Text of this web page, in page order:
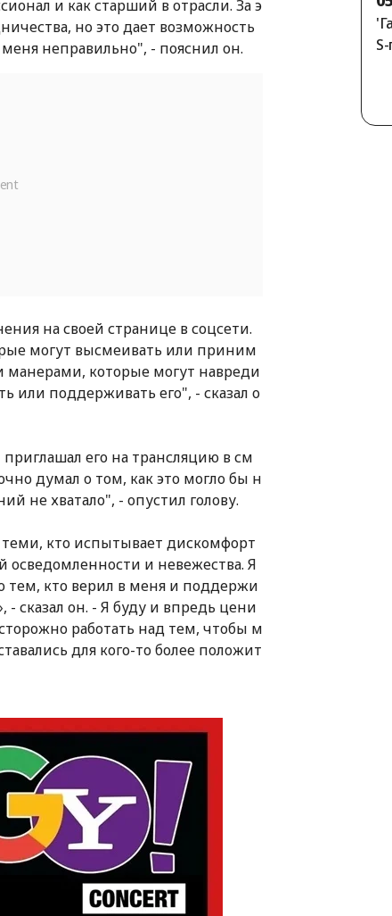
и как старший в отрасли. За э
но это дает возможность
неправильно", - пояснил он.
на своей странице в соцсети.
могут высмеивать или приним
манерами, которые могут навреди
или поддерживать его", - сказал о
его на трансляцию в см
думал о том, как это могло бы н
не хватало", - опустил голову.
кто испытывает дискомфорт
осведомленности и невежества. Я
тем, кто верил в меня и поддержи
сказал он. - Я буду и впредь цени
работать над тем, чтобы м
для кого-то более положит
→